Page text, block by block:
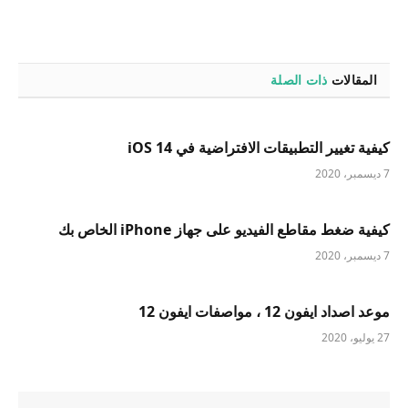
المقالات ذات الصلة
كيفية تغيير التطبيقات الافتراضية في iOS 14
7 ديسمبر، 2020
كيفية ضغط مقاطع الفيديو على جهاز iPhone الخاص بك
7 ديسمبر، 2020
موعد اصداد ايفون 12 ، مواصفات ايفون 12
27 يوليو، 2020